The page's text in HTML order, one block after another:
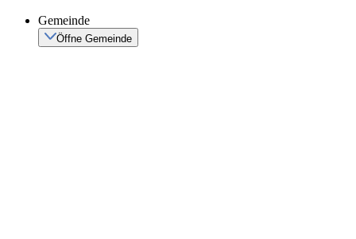
Gemeinde
Öffne Gemeinde